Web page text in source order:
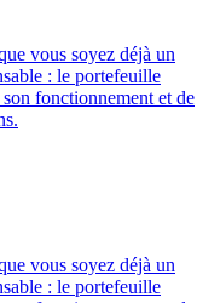
vous soyez déjà un
: le portefeuille
fonctionnement et de
vous soyez déjà un
: le portefeuille